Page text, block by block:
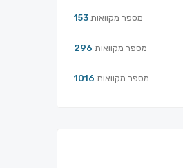
153 מספר מקוואות
296 מספר מקוואות
1016 מספר מקוואות